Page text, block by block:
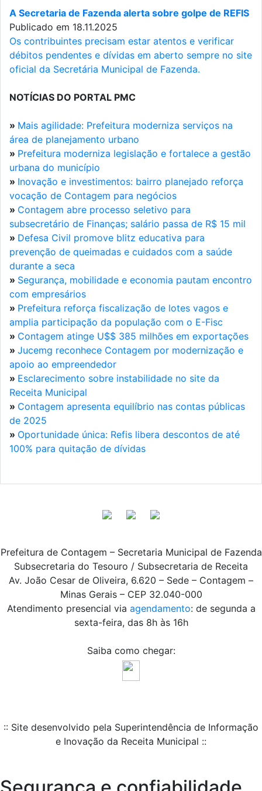
A Secretaria de Fazenda alerta sobre golpe de REFIS
Publicado em 18.11.2025
Os contribuintes precisam estar atentos e verificar
débitos pendentes e dívidas em aberto sempre no site
oficial da Secretária Municipal de Fazenda.
NOTÍCIAS DO PORTAL PMC
» Mais agilidade: Prefeitura moderniza serviços na
área de planejamento urbano
» Prefeitura moderniza legislação e fortalece a gestão
urbana do município
» Inovação e investimentos: bairro planejado reforça
vocação de Contagem para negócios
» Contagem abre processo seletivo para
subsecretário de Finanças; salário passa de R$ 15 mil
» Defesa Civil promove blitz educativa para
prevenção de queimadas e cuidados com a saúde
durante a seca
» Segurança, mobilidade e economia pautam encontro
com empresários
» Prefeitura reforça fiscalização de lotes vagos e
amplia participação da população com o E-Fisc
» Contagem atinge U$$ 385 milhões em exportações
» Jucemg reconhece Contagem por modernização e
apoio ao empreendedor
» Esclarecimento sobre instabilidade no site da
Receita Municipal
» Contagem apresenta equilíbrio nas contas públicas
de 2025
» Oportunidade única: Refis libera descontos de até
100% para quitação de dívidas
Prefeitura de Contagem – Secretaria Municipal de Fazenda
Subsecretaria do Tesouro / Subsecretaria de Receita
Av. João Cesar de Oliveira, 6.620 – Sede – Contagem –
Minas Gerais – CEP 32.040-000
Atendimento presencial via agendamento: de segunda a
sexta-feira, das 8h às 16h
Saiba como chegar:
:: Site desenvolvido pela Superintendência de Informação
e Inovação da Receita Municipal ::